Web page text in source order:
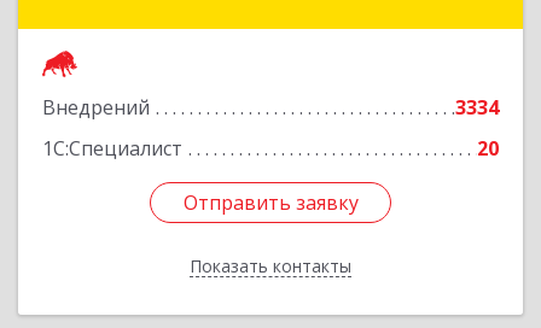
Внедрений
3334
1С:Специалист
20
Отправить заявку
Показать контакты
Отправить заявку
Назад